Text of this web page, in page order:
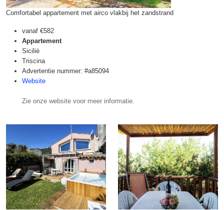
Comfortabel appartement met airco vlakbij het zandstrand
vanaf €582
Appartement
Sicilië
Triscina
Advertentie nummer: #a85094
Website
Zie onze website voor meer informatie.